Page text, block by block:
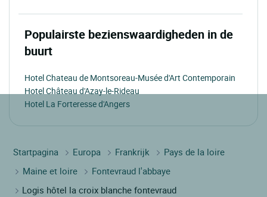
Populairste bezienswaardigheden in de
buurt
Hotel Chateau de Montsoreau-Musée d'Art Contemporain
Hotel Château d'Azay-le-Rideau
Hotel La Forteresse d'Angers
Startpagina Europa Frankrijk
Pays de la loire
Maine et loire
Fontevraud l'abbaye
Logis hôtel la croix blanche fontevraud